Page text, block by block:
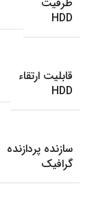
HDD
قابلیت ارتقاء
HDD
سازنده پردازنده
گرافیک